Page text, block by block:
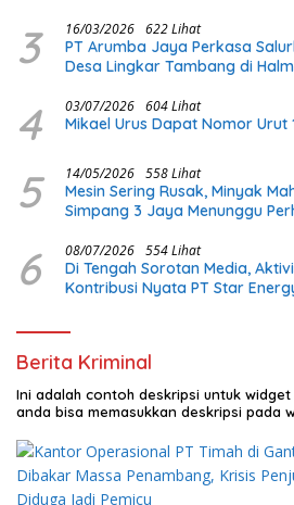
3 16/03/2026 622 Lihat
PT Arumba Jaya Perkasa
Desa Lingkar Tambang di
4 03/07/2026 604 Lihat
Mikael Urus Dapat Nomor Urut
5 14/05/2026 558 Lihat
Mesin Sering Rusak, Minyak
Simpang 3 Jaya Menunggu
6 08/07/2026 554 Lihat
Di Tengah Sorotan Media,
Kontribusi Nyata PT Star
Berita Kriminal
Ini adalah contoh deskripsi untuk
anda bisa memasukkan deskripsi pada